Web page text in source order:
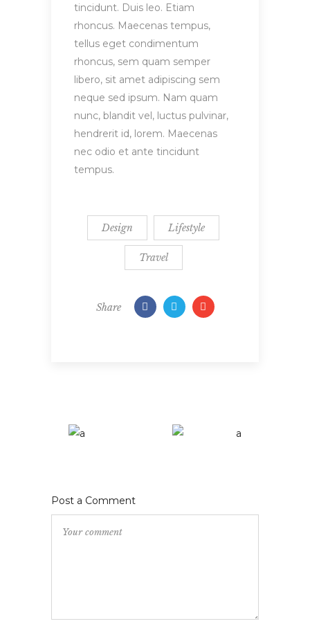
tincidunt. Duis leo. Etiam
rhoncus. Maecenas tempus,
tellus eget condimentum
rhoncus, sem quam semper
libero, sit amet adipiscing sem
neque sed ipsum. Nam quam
nunc, blandit vel, luctus pulvinar,
hendrerit id, lorem. Maecenas
nec odio et ante tincidunt
tempus.
Design Lifestyle
Travel
Share
Post a Comment